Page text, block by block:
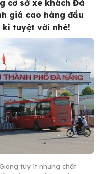
cơ sở xe khách Đà
giá cao hàng đầu
tuyệt vời nhé!
tuy ít nhưng chất